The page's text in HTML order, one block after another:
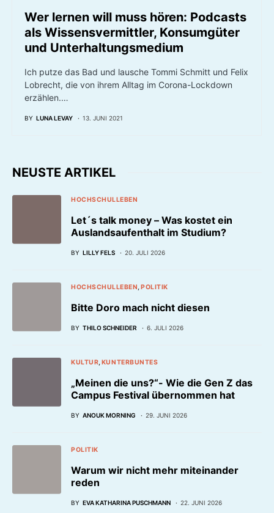
Wer lernen will muss hören: Podcasts
als Wissensvermittler, Konsumgüter
und Unterhaltungsmedium
Ich putze das Bad und lausche Tommi Schmitt und Felix
Lobrecht, die von ihrem Alltag im Corona-Lockdown
erzählen.…
BY LUNA LEVAY 13. JUNI 2021
NEUSTE ARTIKEL
HOCHSCHULLEBEN
Let´s talk money – Was kostet ein
Auslandsaufenthalt im Studium?
BY LILLY FELS 20. JULI 2026
HOCHSCHULLEBEN POLITIK
Bitte Doro mach nicht diesen
BY THILO SCHNEIDER 6. JULI 2026
KULTUR KUNTERBUNTES
„Meinen die uns?“- Wie die Gen Z das
Campus Festival übernommen hat
BY ANOUK MORNING 29. JUNI 2026
POLITIK
Warum wir nicht mehr miteinander
reden
BY EVA KATHARINA PUSCHMANN 22. JUNI 2026